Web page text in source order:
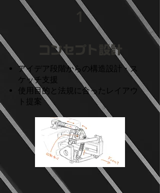
ます。
1
​コンセプト設計
アイデア段階からの構造設計・ス
ケッチ支援
使用目的と法規に合ったレイアウ
ト提案